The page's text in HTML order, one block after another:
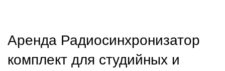
Аренда Радиосинхронизатор
комплект для студийных и